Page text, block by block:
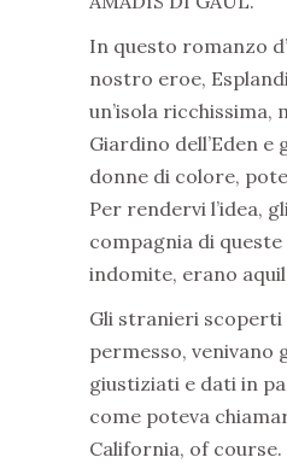
In questo romanzo
nostro eroe,
un’isola ricchissima,
Giardino dell’Eden e
donne di colore,
Per rendervi l’idea,
compagnia di
indomite, erano
Gli stranieri scoperti
permesso, venivano
giustiziati e dati in
come poteva
California, of course.